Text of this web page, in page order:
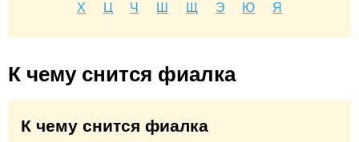
Х
Ц Ч Ш Щ Э Ю Я
К чему снится фиалка
К чему снится фиалка